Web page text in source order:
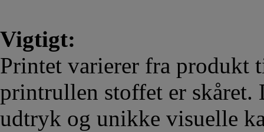
Vigtigt:
Printet varierer fra produkt
printrullen stoffet er skåret.
udtryk og unikke visuelle